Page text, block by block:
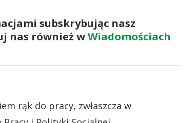
subskrybując nasz
nas również wWiadomościach
rąk do pracy, zwłaszcza w